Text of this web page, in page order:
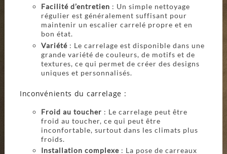
Facilité d’entretien : Un simple nettoyage
régulier est généralement suffisant pour
maintenir un escalier carrelé propre et en
bon état.
Variété: Le carrelage est disponible dans une
grande variété de couleurs, de motifs et de
textures, ce qui permet de créer des designs
uniques et personnalisés.
Inconvénients du carrelage :
Froid au toucher : Le carrelage peut être
froid au toucher, ce qui peut être
inconfortable, surtout dans les climats plus
froids.
Installation complexe: La pose de carreaux